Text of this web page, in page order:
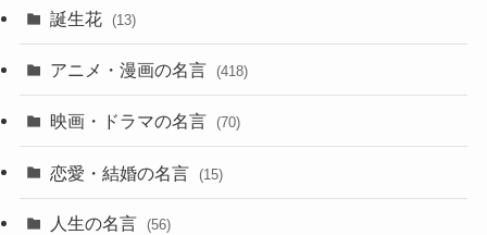
誕生花 (13)
アニメ・漫画の名言 (418)
映画・ドラマの名言 (70)
恋愛・結婚の名言 (15)
人生の名言 (56)